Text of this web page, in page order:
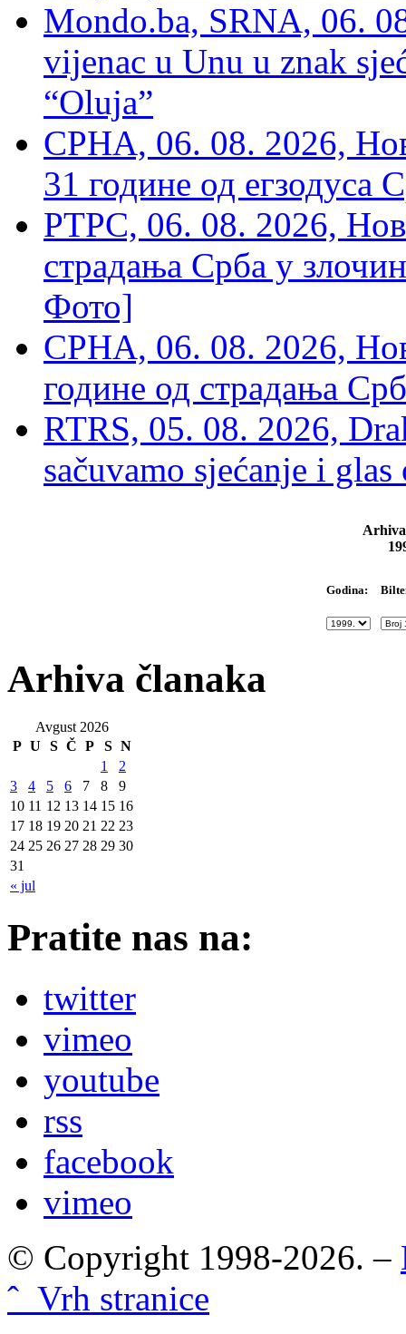
Mondo.ba, SRNA, 06.
vijenac u Unu u znak
“Oluja”
СРНА, 06. 08. 2026,
31 године од егзодуса
РТРС, 06. 08. 2026,
страдања Срба у
Фото]
СРНА, 06. 08. 2026,
године од страдања
RTRS, 05. 08. 2026,
sačuvamo sjećanje i
Godina:
Arhiva članaka
Avgust 2026
P U S Č P S N
« jul
1
2
3
4 5 6 7 8
9
10 11 12 13 14 15 16
17 18 19 20 21 22 23
24 25 26 27 28 29 30
31
Pratite nas na:
twitter
vimeo
youtube
rss
facebook
vimeo
© Copyright 1998-2026. –
ˆ Vrh stranice